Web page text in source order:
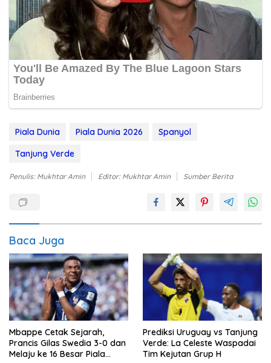
Piala Dunia Piala Dunia 2026
Spanyol
Tanjung Verde
Penulis: Mukhtar Amin Editor: Mukhtar Amin Sumber Berita
Baca Juga
Mbappe Cetak Sejarah,
Prancis Gilas Swedia 3-0 dan
Melaju ke 16 Besar Piala
Prediksi Uruguay vs Tanjung
Verde: La Celeste Waspadai
Tim Kejutan Grup H